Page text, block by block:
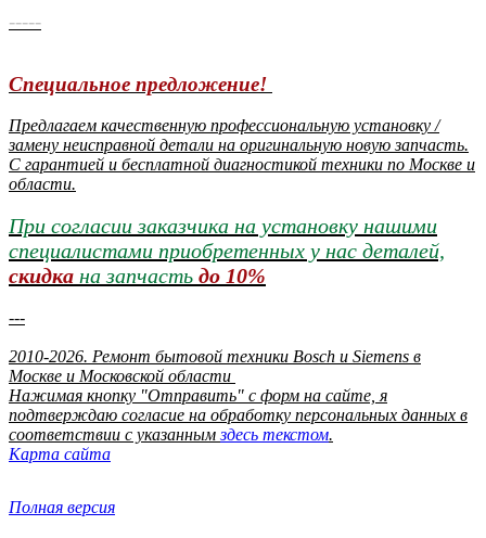
-----
Специальное предложение!
Предлагаем качественную профессиональную установку /
замену неисправной детали на оригинальную новую запчасть.
С гарантией и бесплатной диагностикой техники по Москве и
области.
При согласии заказчика на установку нашими
специалистами приобретенных у нас деталей,
скидка на запчасть до 10%
---
2010-2026. Ремонт бытовой техники Bosch и Siemens в
Москве и Московской области
Нажимая кнопку "Отправить" c форм на сайте, я
подтверждаю согласие на обработку персональных данных в
соответствии с указаннымздесь текстом.
Карта сайта
Полная версия